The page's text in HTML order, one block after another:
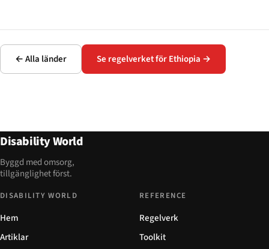
← Alla länder Se regelverket för Ethiopia →
Disability World
Byggd med omsorg,
tillgänglighet först.
DISABILITY WORLD
Hem
Artiklar
REFERENCE
Regelverk
Toolkit